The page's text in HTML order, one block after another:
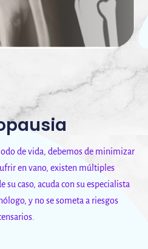
de vida, debemos de minimizar
en vano, existen múltiples
caso, acuda con su especialista
y no se someta a riesgos